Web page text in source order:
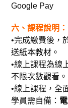
Google Pay
六、課程說明：
•完成繳費後，
送紙本教材。
•線上課程為線
不限次數觀看。
•線上課程，全
學員需自備：